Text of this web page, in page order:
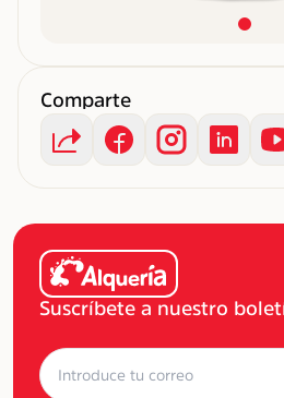
Comparte
Suscríbete a nuestro